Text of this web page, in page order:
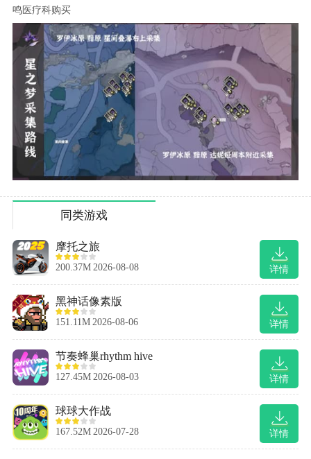
鸣医疗科购买
同类游戏
详情
摩托之旅
200.37M 2026-08-08
详情
黑神话像素版
151.11M 2026-08-06
详情
节奏蜂巢rhythm hive
127.45M 2026-08-03
详情
球球大作战
167.52M 2026-07-28